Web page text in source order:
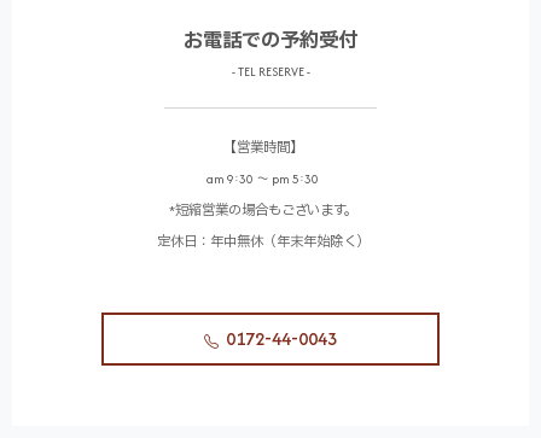
お電話での予約受付
- TEL RESERVE -
【営業時間】
am 9:30 〜 pm 5:30
*短縮営業の場合もございます。
定休日：年中無休（年末年始除く）
0172-44-0043